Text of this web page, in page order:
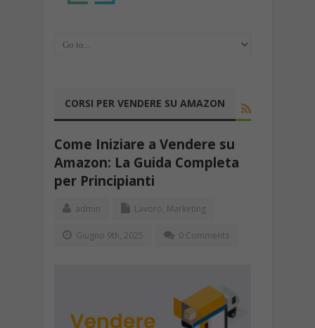
CORSI PER VENDERE SU AMAZON
Come Iniziare a Vendere su
Amazon: La Guida Completa
per Principianti
admin Lavoro, Marketing
Giugno 9th, 2025 0 Comments